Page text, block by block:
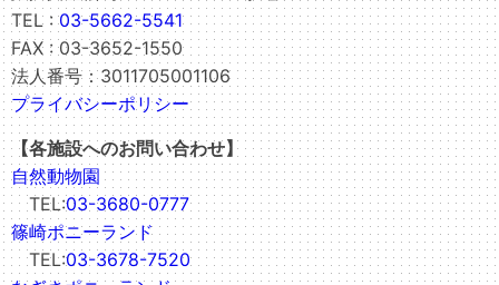
TEL :03-5662-5541
FAX : 03-3652-1550
法人番号：3011705001106
プライバシーポリシー
【各施設へのお問い合わせ】
自然動物園
TEL:03-3680-0777
篠崎ポニーランド
TEL:03-3678-7520